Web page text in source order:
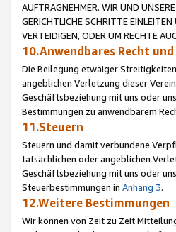
AUFTRAGNEHMER. WIR UND
GERICHTLICHE SCHRITTE
VERTEIDIGEN, ODER UM RECHTE
10.Anwendbares Recht
Die Beilegung etwaiger
angeblichen Verletzung dieser
Geschäftsbeziehung mit uns oder
Bestimmungen zu anwendbarem
11.Steuern
Steuern und damit verbundene
tatsächlichen oder angeblichen
Geschäftsbeziehung mit uns oder
Steuerbestimmungen in Anhang 3.
12.Weitere Bestimmungen
Wir können von Zeit zu Zeit